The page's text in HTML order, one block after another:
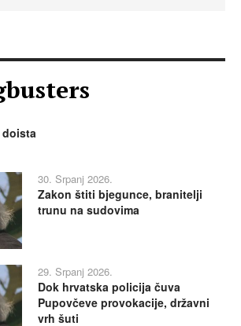
doista
30. Srpanj 2026.
Zakon štiti bjegunce, branitelji
trunu na sudovima
29. Srpanj 2026.
Dok hrvatska policija čuva
Pupovčeve provokacije, državni
vrh šuti